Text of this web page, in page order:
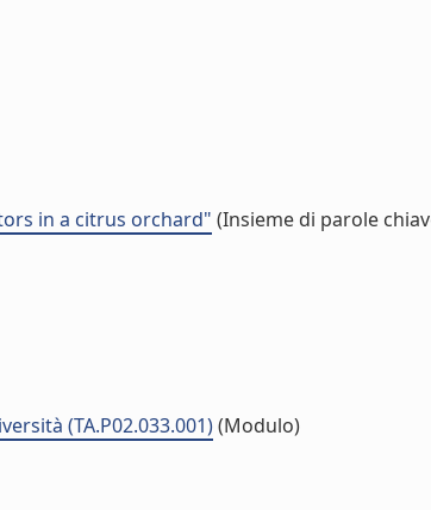
in a citrus orchard" (Insieme di parole
(TA.P02.033.001)(Modulo)